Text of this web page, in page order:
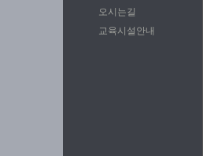
오시는길
교육시설안내